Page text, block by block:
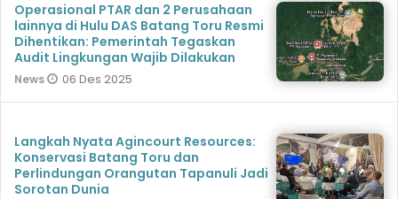
Operasional PTAR dan 2 Perusahaan
lainnya di Hulu DAS Batang Toru Resmi
Dihentikan: Pemerintah Tegaskan
Audit Lingkungan Wajib Dilakukan
News 06 Des 2025
Langkah Nyata Agincourt Resources:
Konservasi Batang Toru dan
Perlindungan Orangutan Tapanuli Jadi
Sorotan Dunia